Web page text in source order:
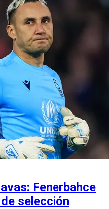
Fenerbahce
selección